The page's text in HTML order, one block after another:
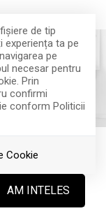
de tip
experiența ta pe
pe
necesar pentru
Prin
confirmi
conform Politicii
Cookie
AM INTELES
Cluj-